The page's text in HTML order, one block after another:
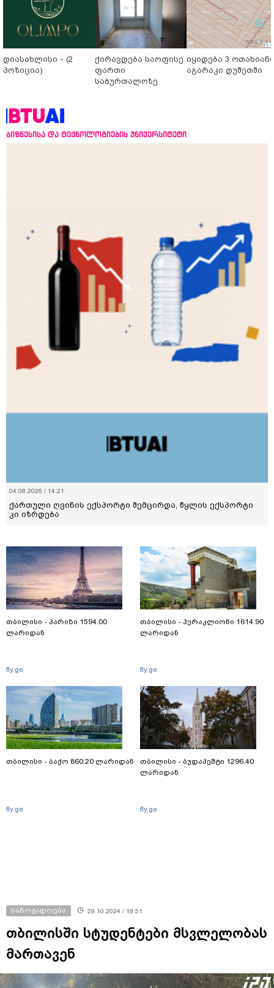
დიასახლისი - (2
პოზიცია)
ქირავდება საოფისე
ფართი
საბურთალოზე
იყიდება 3 ოთახიანი
აგარაკი დუშეთში
ბიზნესისა და ტექნოლოგიების უნივერსიტეტი
04.08.2026 / 14:21
ქართული ღვინის ექსპორტი შემცირდა, წყლის ექსპორტი
კი იზრდება
თბილისი - პარიზი 1594.00
ლარიდან
fly.ge
თბილისი - ბაქო 860.20 ლარიდან
fly.ge
თბილისი - ჰერაკლიონი 1614.90
ლარიდან
fly.ge
თბილისი - ბუდაპეშტი 1296.40
ლარიდან
fly.ge
საზოგადოება 29.10.2024 / 19:51
თბილისში სტუდენტები მსვლელობას
მართავენ